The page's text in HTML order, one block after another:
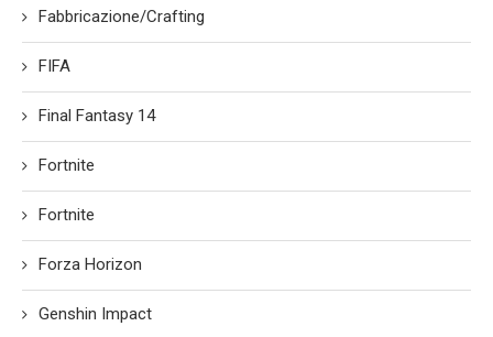
Fabbricazione/Crafting
FIFA
Final Fantasy 14
Fortnite
Fortnite
Forza Horizon
Genshin Impact